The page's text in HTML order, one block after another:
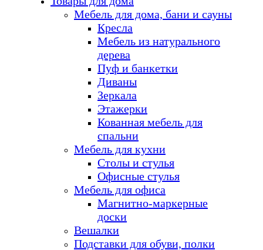
Мебель для дома, бани и сауны
Кресла
Мебель из натурального
дерева
Пуф и банкетки
Диваны
Зеркала
Этажерки
Кованная мебель для
спальни
Мебель для кухни
Столы и стулья
Офисные стулья
Мебель для офиса
Магнитно-маркерные
доски
Вешалки
Подставки для обуви, полки